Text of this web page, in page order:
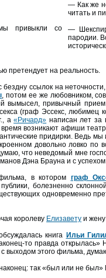
привыкли со
— Как же
читать и
—
пародии.
претендует на реальность.
ссылок на
, потом ее же любовником,
вымысел, привычный
(граф Эссекс, любимец
а«Ричард» написан лет за
возникают афиши
придирки. Ведь
довольно ловко
что неведомый мне
Дэна Брауна и с
в котором граф
публики, болезненно
одновременно
королеву Елизавету и
книга Ильи
то правда
выходом этого фильма,
так «был или не был»